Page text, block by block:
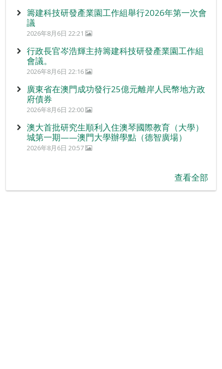
籌建科技研發產業園工作組舉行2026年第一次會
議
2026年8月6日 22:21
行政長官岑浩輝主持籌建科技研發產業園工作組
會議。
2026年8月6日 22:16
廣東省在澳門成功發行25億元離岸人民幣地方政
府債券
2026年8月6日 22:00
澳大首批研究生順利入住澳琴國際教育（大學）
城第一期——澳門大學辦學點（德智廣場）
2026年8月6日 20:57
查看全部